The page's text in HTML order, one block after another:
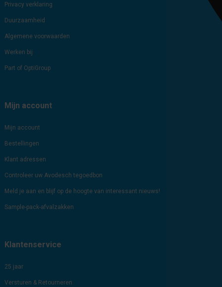
Privacy verklaring
Duurzaamheid
Algemene voorwaarden
Werken bij
Part of OptiGroup
Mijn account
Mijn account
Bestellingen
Klant adressen
Controleer uw Avodesch tegoedbon
Meld je aan en blijf op de hoogte van interessant nieuws!
Sample-pack-afvalzakken
Klantenservice
25 jaar
Versturen & Retourneren